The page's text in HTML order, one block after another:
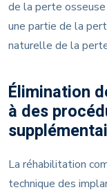
de la perte osseuse
une partie de la
naturelle de la
Élimination
à des
La réhabilitation
technique des